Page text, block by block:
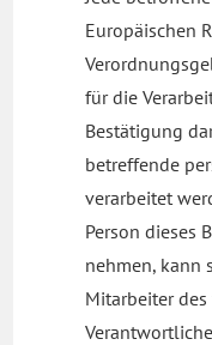
Europäischen
für die
Bestätigung
betreffende
verarbeitet
Person dieses
nehmen, kann
Mitarbeiter